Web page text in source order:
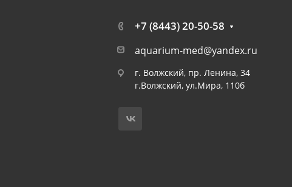
+7 (8443) 20-50-58
aquarium-med@yandex.ru
г. Волжский, пр. Ленина, 34
г.Волжский, ул.Мира, 110б